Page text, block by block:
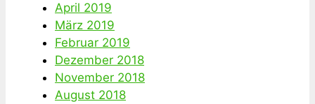
April 2019
März 2019
Februar 2019
Dezember 2018
November 2018
August 2018